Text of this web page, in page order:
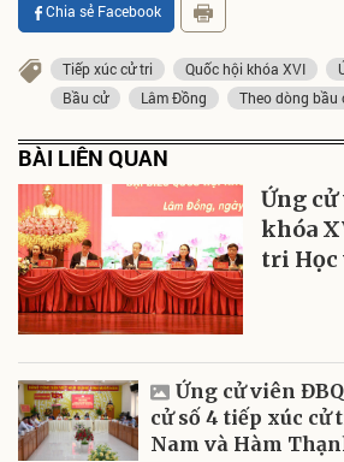
Chia sẻ Facebook
Tiếp xúc cử tri Quốc hội khóa XVI
Bầu cử
Lâm Đồng Theo dòng bầu
BÀI LIÊN QUAN
Ứng
khóa
tri Học
Ứng cử viên
cử số 4 tiếp xúc cử
Nam và Hàm